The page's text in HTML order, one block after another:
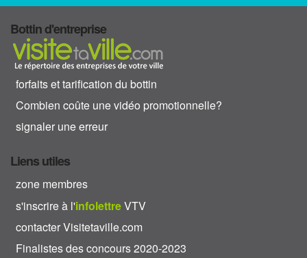
Bottin d'entreprise
forfaits et tarification du bottin
Combien coûte une vidéo promotionnelle?
signaler une erreur
Liens utiles
zone membres
s'inscrire à l'infolettreVTV
contacter Visitetaville.com
Finalistes des concours 2020-2023